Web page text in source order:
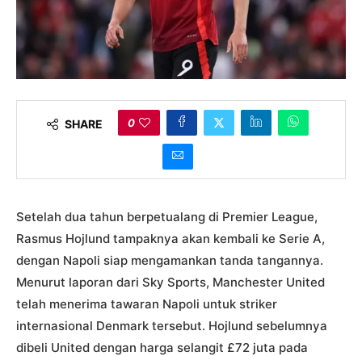
SHARE 0
Setelah dua tahun berpetualang di Premier League,
Rasmus Hojlund tampaknya akan kembali ke Serie A,
dengan Napoli siap mengamankan tanda tangannya.
Menurut laporan dari Sky Sports, Manchester United
telah menerima tawaran Napoli untuk striker
internasional Denmark tersebut. Hojlund sebelumnya
dibeli United dengan harga selangit £72 juta pada